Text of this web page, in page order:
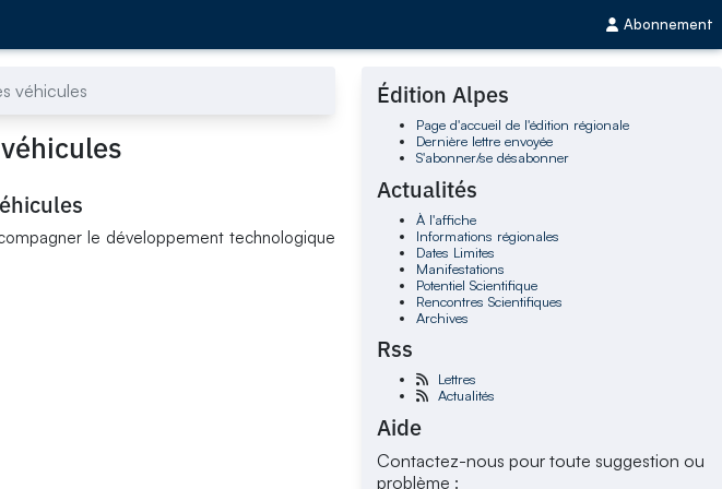
Abonnement
véhicules
le développement technologique
Édition Alpes
Page d'accueil de l'édition régionale
Dernière lettre envoyée
S'abonner/se désabonner
Actualités
À l'affiche
Informations régionales
Dates Limites
Manifestations
Potentiel Scientifique
Rencontres Scientifiques
Archives
Rss
Lettres
Actualités
Aide
Contactez-nous pour toute suggestion ou
problème :